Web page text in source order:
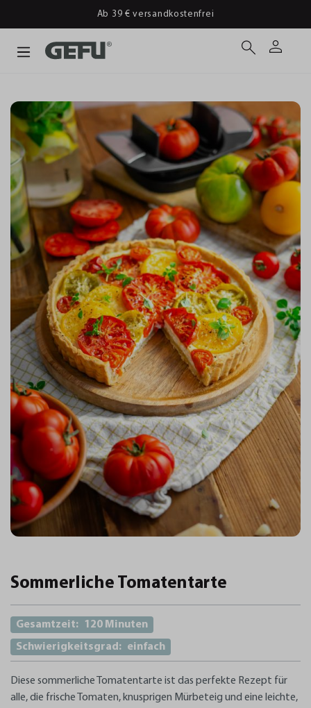
Ab 39 € versandkostenfrei
Sommerliche Tomatentarte
Gesamtzeit:
120 Minuten
Schwierigkeitsgrad: einfach
Diese sommerliche Tomatentarte ist das perfekte Rezept für
alle, die frische Tomaten, knusprigen Mürbeteig und eine leichte,